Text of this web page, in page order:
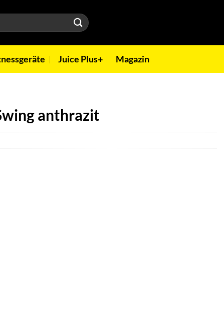
Juice Plus+ Magazin
anthrazit